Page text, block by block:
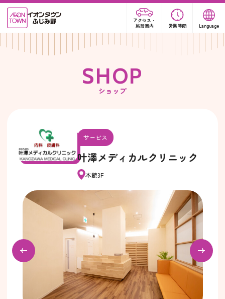
アクセス・
施設案内
営業時間 Language
SHOP
ショップ
サービス
叶澤メディカルクリニック
本館3F